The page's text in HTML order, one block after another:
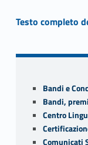
Link identifier #identifier__179279-3
Testo completo
Sidebar
Bandi e
Bandi,
Centro
Comunicati